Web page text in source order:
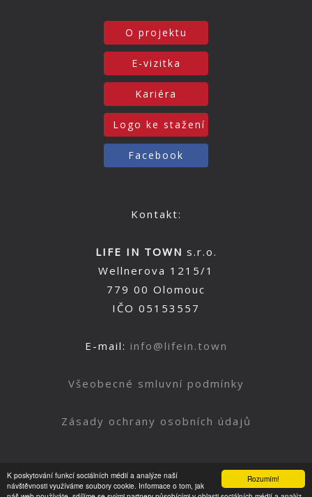
Rozumím!
K poskytování funkcí sociálních médií a analýze naší
návštěvnosti využíváme soubory cookie. Informace o tom, jak
O projektu
E-vizitka
Kariéra
Logo ke stažení
Facebook
Kontakt:
LIFE IN TOWN s.r.o.
Wellnerova 1215/1
779 00 Olomouc
IČO 05153557
E-mail: info@lifein.town
Všeobecné smluvní podmínky
Zásady ochrany osobních údajů
Nahoru